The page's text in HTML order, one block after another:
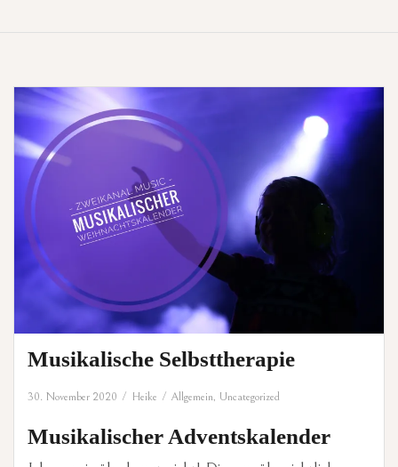
Musikalische Selbsttherapie
30. November 2020 Heike Allgemein, Uncategorized
Musikalischer Adventskalender